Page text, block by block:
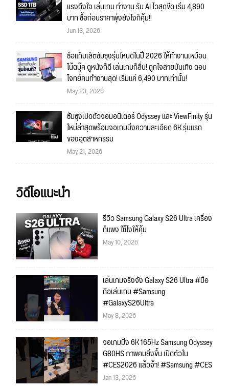
แรงถึงใจ เล่นเกม ทำงาน รัน AI ไวสุดขีด เริ่ม 4,890
บาท ซื้อก่อนราคาพุ่งยังไงก็คุ้ม!!
Jun 13, 2026
ซื้อแท็บเล็ตซัมซุงรุ่นไหนดีในปี 2026 ให้ทำงานเหมือน
โน้ตบุ๊ค ดูหนังก็ดี เล่นเกมก็ลื่น! ถูกใจสายบันเทิง ตอบ
โจทย์คนทำงานสุด! เริ่มแค่ 6,490 บาทเท่านั้น!
May 23, 2026
ซัมซุงเปิดตัวจอมอนิเตอร์ Odyssey และ ViewFinity รุ่น
ใหม่ล่าสุดพร้อมจอเกมมิ่งความละเอียด 6K รุ่นแรก
ของอุตสาหกรรม
May 21, 2026
วิดีโอแนะนำ
รีวิว Samsung Galaxy S26 Ultra เครื่อง
ก็แพง ใช้ไงให้คุ้ม
May 10, 2026
เล่นเกมจริงจัง Galaxy S26 Ultra #มือ
ถือเล่นเกม #Samsung
#GalaxyS26Ultra
May 8, 2026
จอเกมมิ่ง 6K 165Hz Samsung Odyssey
G80HS ภาพคมยิ่งขึ้น เปิดตัวใน
#CES2026 แล้วจ้า! #Samsung #CES
Jan 13, 2026